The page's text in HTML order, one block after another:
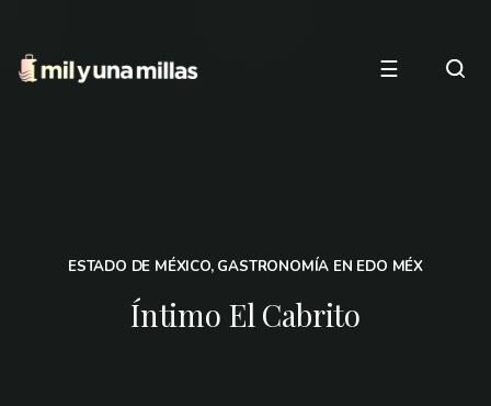
☰
ESTADO DE MÉXICO, GASTRONOMÍA EN EDO MÉX
Íntimo El Cabrito